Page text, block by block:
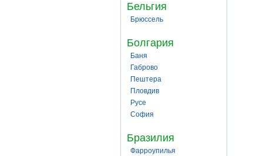
Бельгия
Брюссель
Болгария
Баня
Габрово
Пештера
Пловдив
Русе
София
Бразилия
Фарроупилья